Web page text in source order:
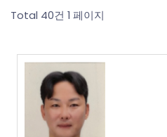
Total 40건 1 페이지